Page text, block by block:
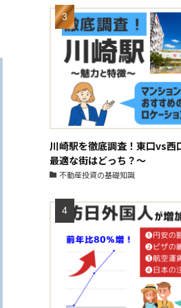
川崎駅を徹底調査！東口vs西
最適な街はどっち？～
不動産投資の基礎知識